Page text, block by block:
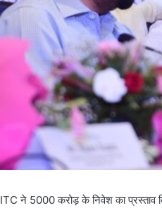
ITC ने 5000 करोड़ के निवेश का प्रस्ताव